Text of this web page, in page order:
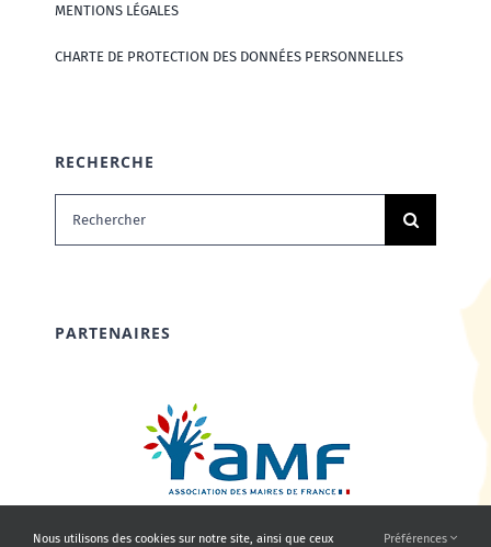
MENTIONS LÉGALES
CHARTE DE PROTECTION DES DONNÉES PERSONNELLES
RECHERCHE
Rechercher:
PARTENAIRES
Nous utilisons des cookies sur notre site, ainsi que ceux Préférences